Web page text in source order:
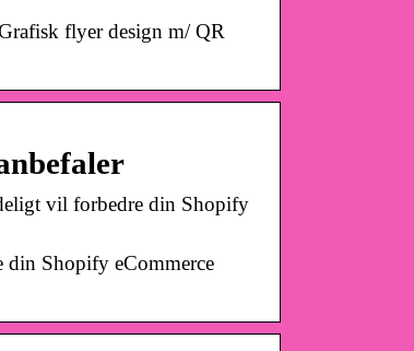
flyer design m/ QR
vil forbedre din Shopify
din Shopify eCommerce